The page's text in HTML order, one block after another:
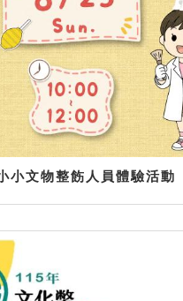
小文物整飭人員體驗活動